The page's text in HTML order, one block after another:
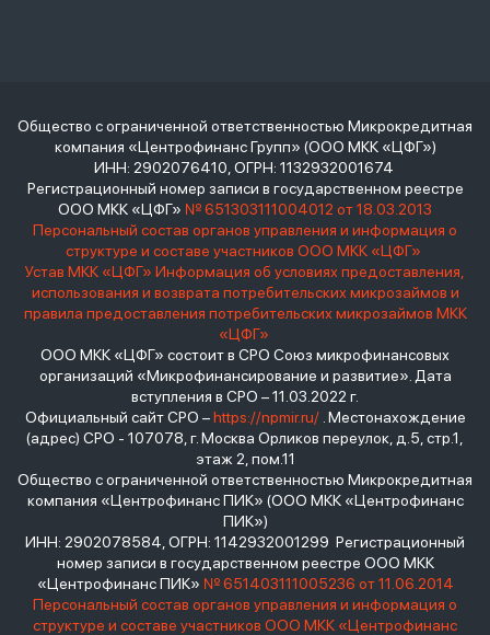
Общество с ограниченной ответственностью Микрокредитная
компания «Центрофинанс Групп» (ООО МКК «ЦФГ»)
ИНН: 2902076410, ОГРН: 1132932001674
Регистрационный номер записи в государственном реестре
ООО МКК «ЦФГ» № 651303111004012 от 18.03.2013
Персональный состав органов управления и информация о
структуре и составе участников ООО МКК «ЦФГ»
Устав МКК «ЦФГ» Информация об условиях предоставления,
использования и возврата потребительских микрозаймов и
правила предоставления потребительских микрозаймов МКК
«ЦФГ»
ООО МКК «ЦФГ» состоит в СРО Союз микрофинансовых
организаций «Микрофинансирование и развитие». Дата
вступления в СРО – 11.03.2022 г.
Официальный сайт СРО –https://npmir.ru/. Местонахождение
(адрес) СРО - 107078, г. Москва Орликов переулок, д.5, стр.1,
этаж 2, пом.11
Общество с ограниченной ответственностью Микрокредитная
компания «Центрофинанс ПИК» (ООО МКК «Центрофинанс
ПИК»)
ИНН: 2902078584, ОГРН: 1142932001299 Регистрационный
номер записи в государственном реестре ООО МКК
«Центрофинанс ПИК» № 651403111005236 от 11.06.2014
Персональный состав органов управления и информация о
структуре и составе участников ООО МКК «Центрофинанс